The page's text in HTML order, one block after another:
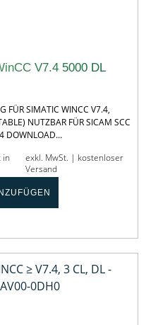
V7.4 5000 DL
FÜR SIMATIC WINCC V7.4,
NUTZBAR FÜR SICAM SCC
DOWNLOAD…
in
exkl. MwSt. | kostenloser
Versand